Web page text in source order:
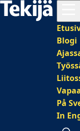
Blogi
På
In